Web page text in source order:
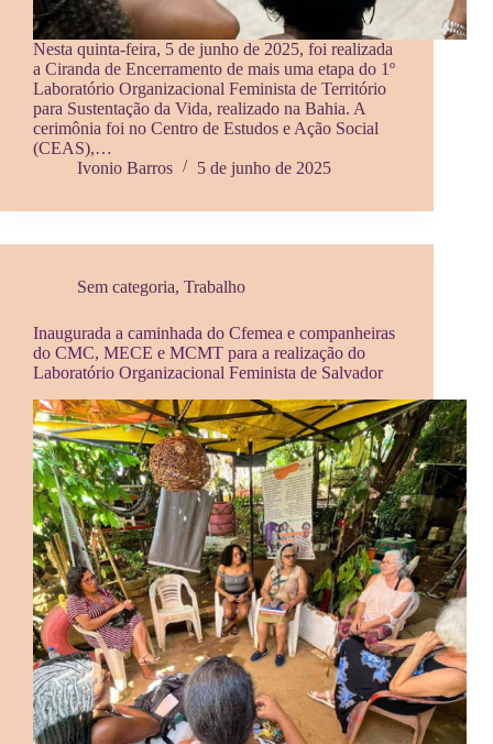
Nesta quinta-feira, 5 de junho de 2025, foi realizada
a Ciranda de Encerramento de mais uma etapa do 1º
Laboratório Organizacional Feminista de Território
para Sustentação da Vida, realizado na Bahia. A
cerimônia foi no Centro de Estudos e Ação Social
(CEAS),…
Ivonio Barros
5 de junho de 2025
Sem categoria, Trabalho
Inaugurada a caminhada do Cfemea e companheiras
do CMC, MECE e MCMT para a realização do
Laboratório Organizacional Feminista de Salvador